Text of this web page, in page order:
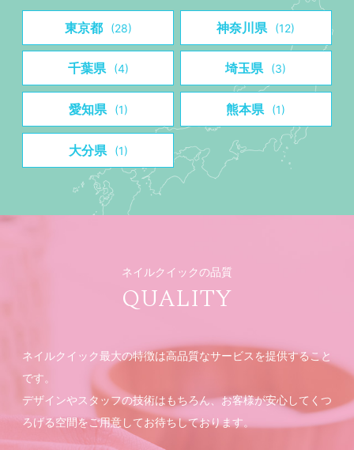
東京都 (28) 神奈川県 (12)
千葉県 (4) 埼玉県 (3)
愛知県 (1) 熊本県 (1)
大分県 (1)
ネイルクイックの品質
QUALITY
ネイルクイック最大の特徴は高品質なサービスを提供すること
です。
デザインやスタッフの技術はもちろん、お客様が安心してくつ
ろげる空間をご用意してお待ちしております。